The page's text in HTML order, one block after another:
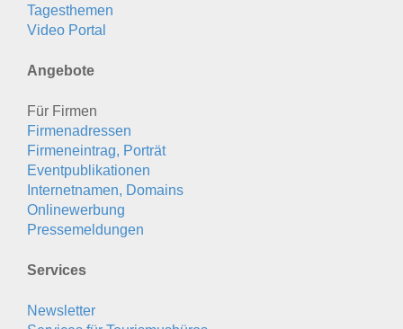
Tagesthemen
Video Portal
Angebote
Für Firmen
Firmenadressen
Firmeneintrag, Porträt
Eventpublikationen
Internetnamen, Domains
Onlinewerbung
Pressemeldungen
Services
Newsletter